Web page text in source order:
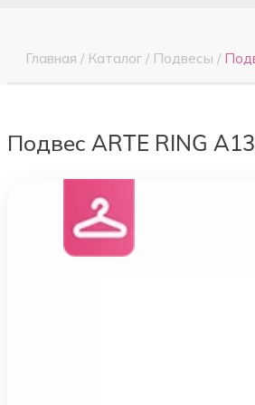
Главная / Каталог / Подвесы /
Подвес ARTE RING